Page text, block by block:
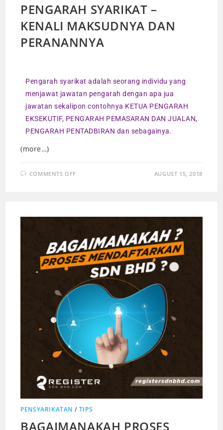
PENGARAH SYARIKAT –
KENALI MAKSUDNYA DAN
PERANANNYA
Pengarah syarikat adalah seorang individu yang
menjawat jawatan pengarah dengan apa jua
jawatan sekalipon contohnya KETUA PENGARAH
EKSEKUTIF, PENGARAH PEMASARAN DAN JUALAN,
PENGARAH PENTADBIRAN dan sebagainya.
(more…)
COMMENTS OFF AUGUST 15, 2018
PENSYARIKATAN / TIPS
BAGAIMANAKAH PROSES